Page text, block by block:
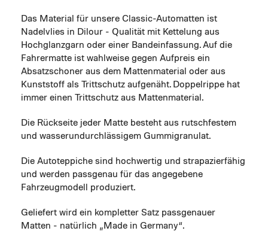
Das Material für unsere Classic-Automatten ist
Nadelvlies in Dilour - Qualität mit Kettelung aus
Hochglanzgarn oder einer Bandeinfassung. Auf die
Fahrermatte ist wahlweise gegen Aufpreis ein
Absatzschoner aus dem Mattenmaterial oder aus
Kunststoff als Trittschutz aufgenäht. Doppelrippe hat
immer einen Trittschutz aus Mattenmaterial.
Die Rückseite jeder Matte besteht aus rutschfestem
und wasserundurchlässigem Gummigranulat.
Die Autoteppiche sind hochwertig und strapazierfähig
und werden passgenau für das angegebene
Fahrzeugmodell produziert.
Geliefert wird ein kompletter Satz passgenauer
Matten - natürlich „Made in Germany“.